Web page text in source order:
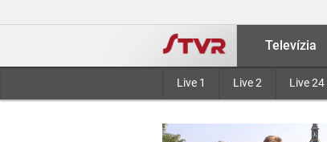
Televízia
Live 1 Live 2 Live 24